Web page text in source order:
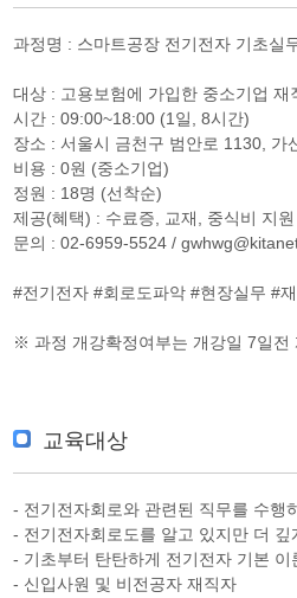
과정명 : 스마트공장 전기전자 기초실
대상 : 고용보험에 가입한 중소기업 재
시간 : 09:00~18:00 (1일, 8시간)
장소 : 서울시 금천구 범안로 1130, 가
비용 : 0원 (중소기업)
정원 : 18명 (선착순)
제공(혜택) : 수료증, 교재, 중식비 지원
문의 : 02-6959-5524 /
#전기전자 #회로도파악 #현장실무 #
※ 과정 개강확정여부는 개강일 7일전
교육대상
- 전기전자회로와 관련된 직무를 수행
- 전기전자회로도를 알고 있지만 더 깊
- 기초부터 탄탄하게 전기전자 기본
- 신입사원 및 비전공자 재직자